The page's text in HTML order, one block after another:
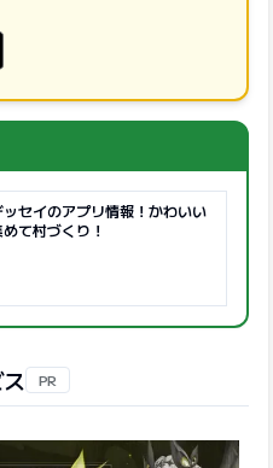
セイのアプリ情報！かわいい
て村づくり！
PR